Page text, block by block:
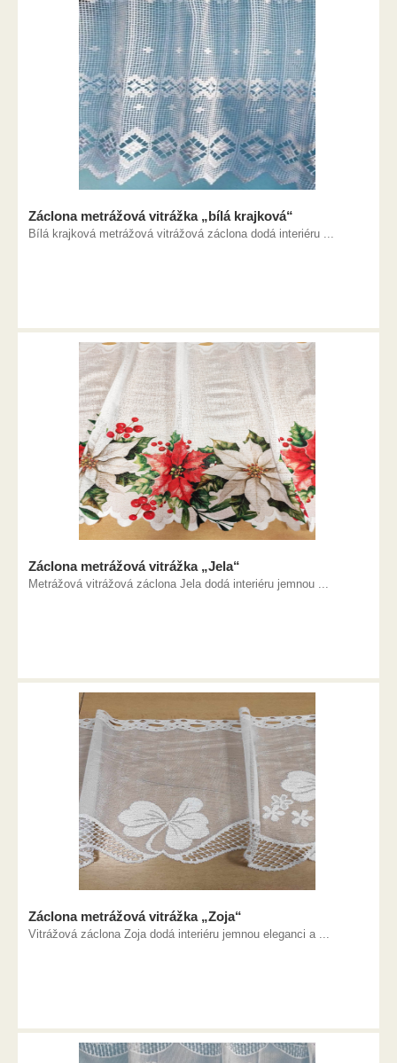
Záclona metrážová vitrážka „bílá krajková“
Bílá krajková metrážová vitrážová záclona dodá interiéru ...
Záclona metrážová vitrážka „Jela“
Metrážová vitrážová záclona Jela dodá interiéru jemnou ...
Záclona metrážová vitrážka „Zoja“
Vitrážová záclona Zoja dodá interiéru jemnou eleganci a ...